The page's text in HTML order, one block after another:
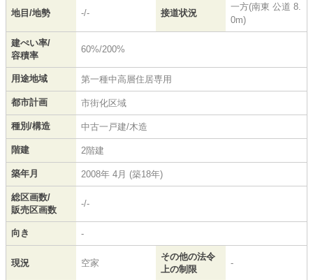
地目/地勢 -/- 接道状況
一方(南東 公道 8.
0m)
建ぺい率/
容積率
60%/200%
用途地域 第一種中高層住居専用
都市計画 市街化区域
種別/構造 中古一戸建/木造
階建 2階建
築年月 2008年 4月 (築18年)
総区画数/
販売区画数
-/-
向き -
現況 空家
その他の法令
上の制限
-